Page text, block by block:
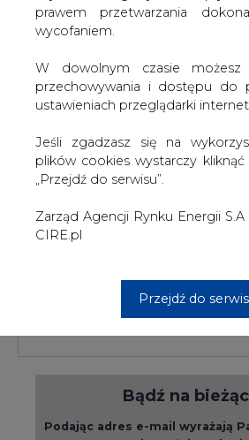
KOMENTARZE(0)
Podając adres e-mail wyrażają
na otrzymywanie treści
Agencji Rynku Energii S.A z
Warszawie.
przez nas Państwa danych
informacje o przysługujących
prawach, znajduje się w polityce